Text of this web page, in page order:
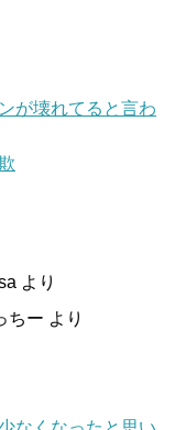
が壊れてると言わ
より
ちー より